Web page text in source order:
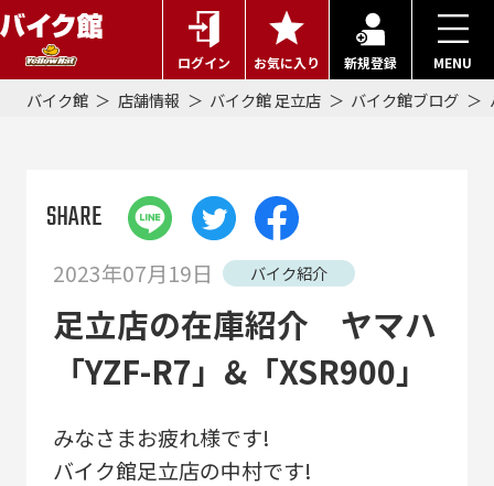
ログイン お気に入り 新規登録 MENU
バイク館 店舗情報 バイク館 足立店 バイク館ブログ
SHARE
2023年07月19日 バイク紹介
足立店の在庫紹介 ヤマハ
「YZF-R7」&「XSR900」
みなさまお疲れ様です!
バイク館足立店の中村です!